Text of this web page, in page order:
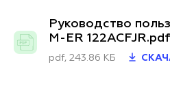
Руководство
M-ER 122ACFJR.pdf
pdf, 243.86 КБ